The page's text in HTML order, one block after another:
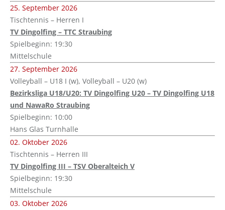
25. September 2026
Tischtennis – Herren I
TV Dingolfing – TTC Straubing
Spielbeginn: 19:30
Mittelschule
27. September 2026
Volleyball – U18 I (w), Volleyball – U20 (w)
Bezirksliga U18/U20: TV Dingolfing U20 – TV Dingolfing U18
und NawaRo Straubing
Spielbeginn: 10:00
Hans Glas Turnhalle
02. Oktober 2026
Tischtennis – Herren III
TV Dingolfing III – TSV Oberalteich V
Spielbeginn: 19:30
Mittelschule
03. Oktober 2026